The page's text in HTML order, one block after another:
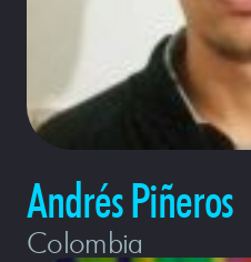
Andrés Piñeros
Colombia